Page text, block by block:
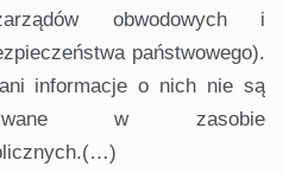
obwodowych i
państwowego).
informacje o nich nie są
w zasobie